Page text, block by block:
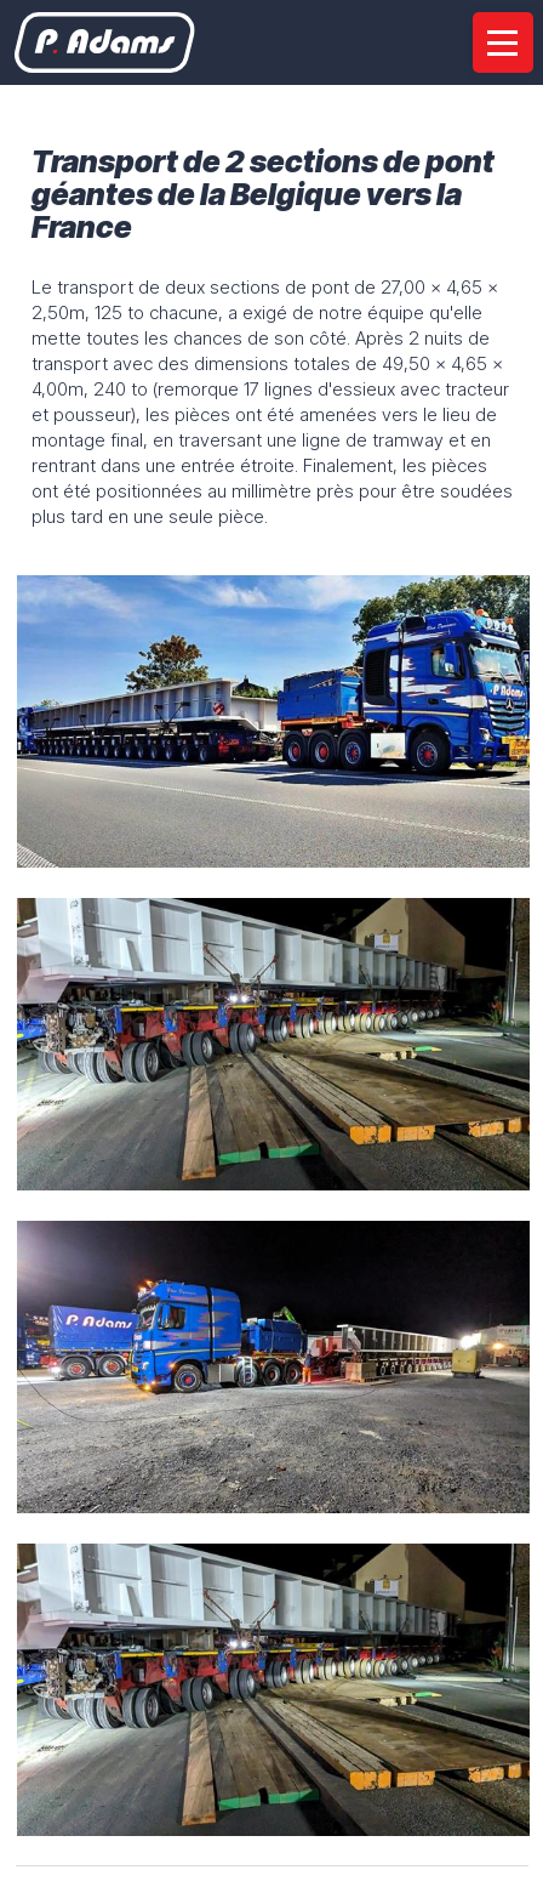
ACCUEILACTUALITÉSEMPLOICONTACT
DEMANDE D'OFFRE
DEUTSCH FRANÇAIS ENGLISH
Entreprise
Partenariats
Etudes de faisabilité
Gestion de projets
Transport routier
Déchargement sur chantier
Travaux d’Installation
Transport multimodal
Location
Equipement
Semi-remorques spéciales
Système de pont mobile
Montage
Secteurs
Energie éolienne Energie
Industrie du bâtiment
Pétrochimie
Transport de 2 sections de pont
géantes de la Belgique vers la
France
Le transport de deux sections de pont de 27,00 x 4,65 x
2,50m, 125 to chacune, a exigé de notre équipe qu'elle
mette toutes les chances de son côté. Après 2 nuits de
transport avec des dimensions totales de 49,50 x 4,65 x
4,00m, 240 to (remorque 17 lignes d'essieux avec tracteur
et pousseur), les pièces ont été amenées vers le lieu de
montage final, en traversant une ligne de tramway et en
rentrant dans une entrée étroite. Finalement, les pièces
ont été positionnées au millimètre près pour être soudées
plus tard en une seule pièce.